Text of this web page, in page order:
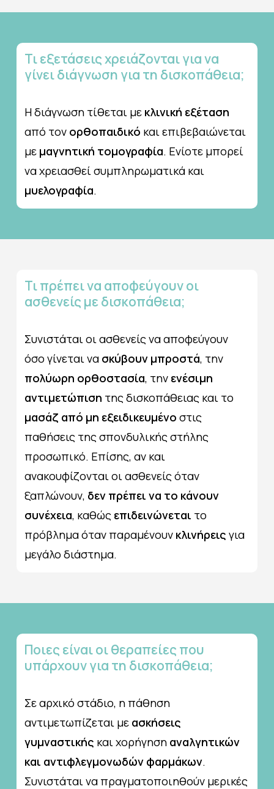
Τιεξετάσειςχρειάζονταιγιανα
γίνειδιάγνωση για τη δισκοπάθεια;
Η διάγνωση τίθεται με κλινική εξέταση
από τον ορθοπαιδικό και επιβεβαιώνεται
με μαγνητική τομογραφία. Ενίοτε μπορεί
να χρειασθεί συμπληρωματικά και
μυελογραφία.
Τιπρέπεινα αποφεύγουνοι
ασθενείς μεδισκοπάθεια;
Συνιστάται οι ασθενείς να αποφεύγουν
όσο γίνεται να σκύβουν μπροστά, την
πολύωρη ορθοστασία, την ενέσιμη
αντιμετώπιση της δισκοπάθειας και το
μασάζ από μη εξειδικευμένο στις
παθήσεις της σπονδυλικής στήλης
προσωπικό. Επίσης, αν και
ανακουφίζονται οι ασθενείς όταν
ξαπλώνουν, δεν πρέπει να το κάνουν
συνέχεια, καθώς επιδεινώνεται το
πρόβλημα όταν παραμένουν κλινήρεις για
μεγάλο διάστημα.
Ποιες είναιοιθεραπείες που
υπάρχουνγια τη δισκοπάθεια;
Σε αρχικό στάδιο, η πάθηση
αντιμετωπίζεται με ασκήσεις
γυμναστικής και χορήγηση αναλγητικών
και αντιφλεγμονωδών φαρμάκων.
Συνιστάται να πραγματοποιηθούν μερικές